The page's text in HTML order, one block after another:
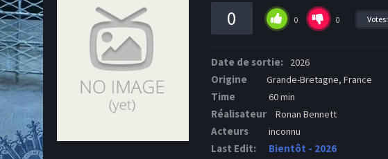
0 0 0 Votes:
Date de sortie: 2026
Origine Grande-Bretagne, France
Time 60 min
Réalisateur Ronan Bennett
Acteurs inconnu
Last Edit: Bientôt - 2026